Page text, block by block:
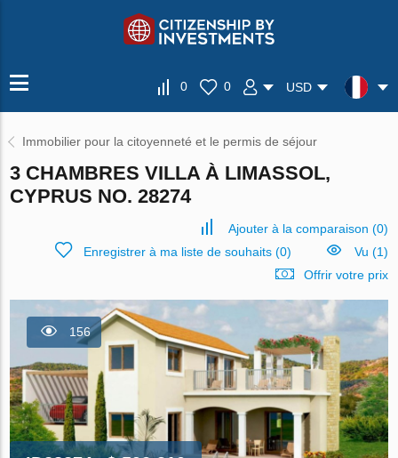
0 0 USD
Immobilier pour la citoyenneté et le permis de séjour
3 CHAMBRES VILLA À LIMASSOL,
CYPRUS NO. 28274
Ajouter à la comparaison (0)
Enregistrer à ma liste de souhaits(0)
Vu (1)
Offrir votre prix
156